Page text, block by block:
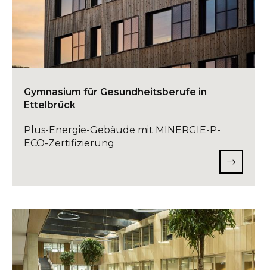
Gymnasium für Gesundheitsberufe in
Ettelbrück
Plus-Energie-Gebäude mit MINERGIE-P-
ECO-Zertifizierung